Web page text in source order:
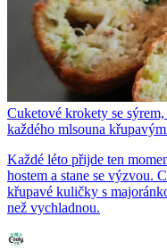
Cuketové krokety se
každého mlsouna
Každé léto přijde ten
hostem a stane se výzvou.
křupavé kuličky s
než vychladnou.